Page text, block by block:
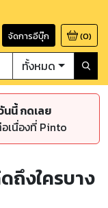
จัดการอีบุ๊ก (0)
ทั้งหมด
นนี้ กดเลย
เนื่องที่ Pinto
ถึงใครบาง